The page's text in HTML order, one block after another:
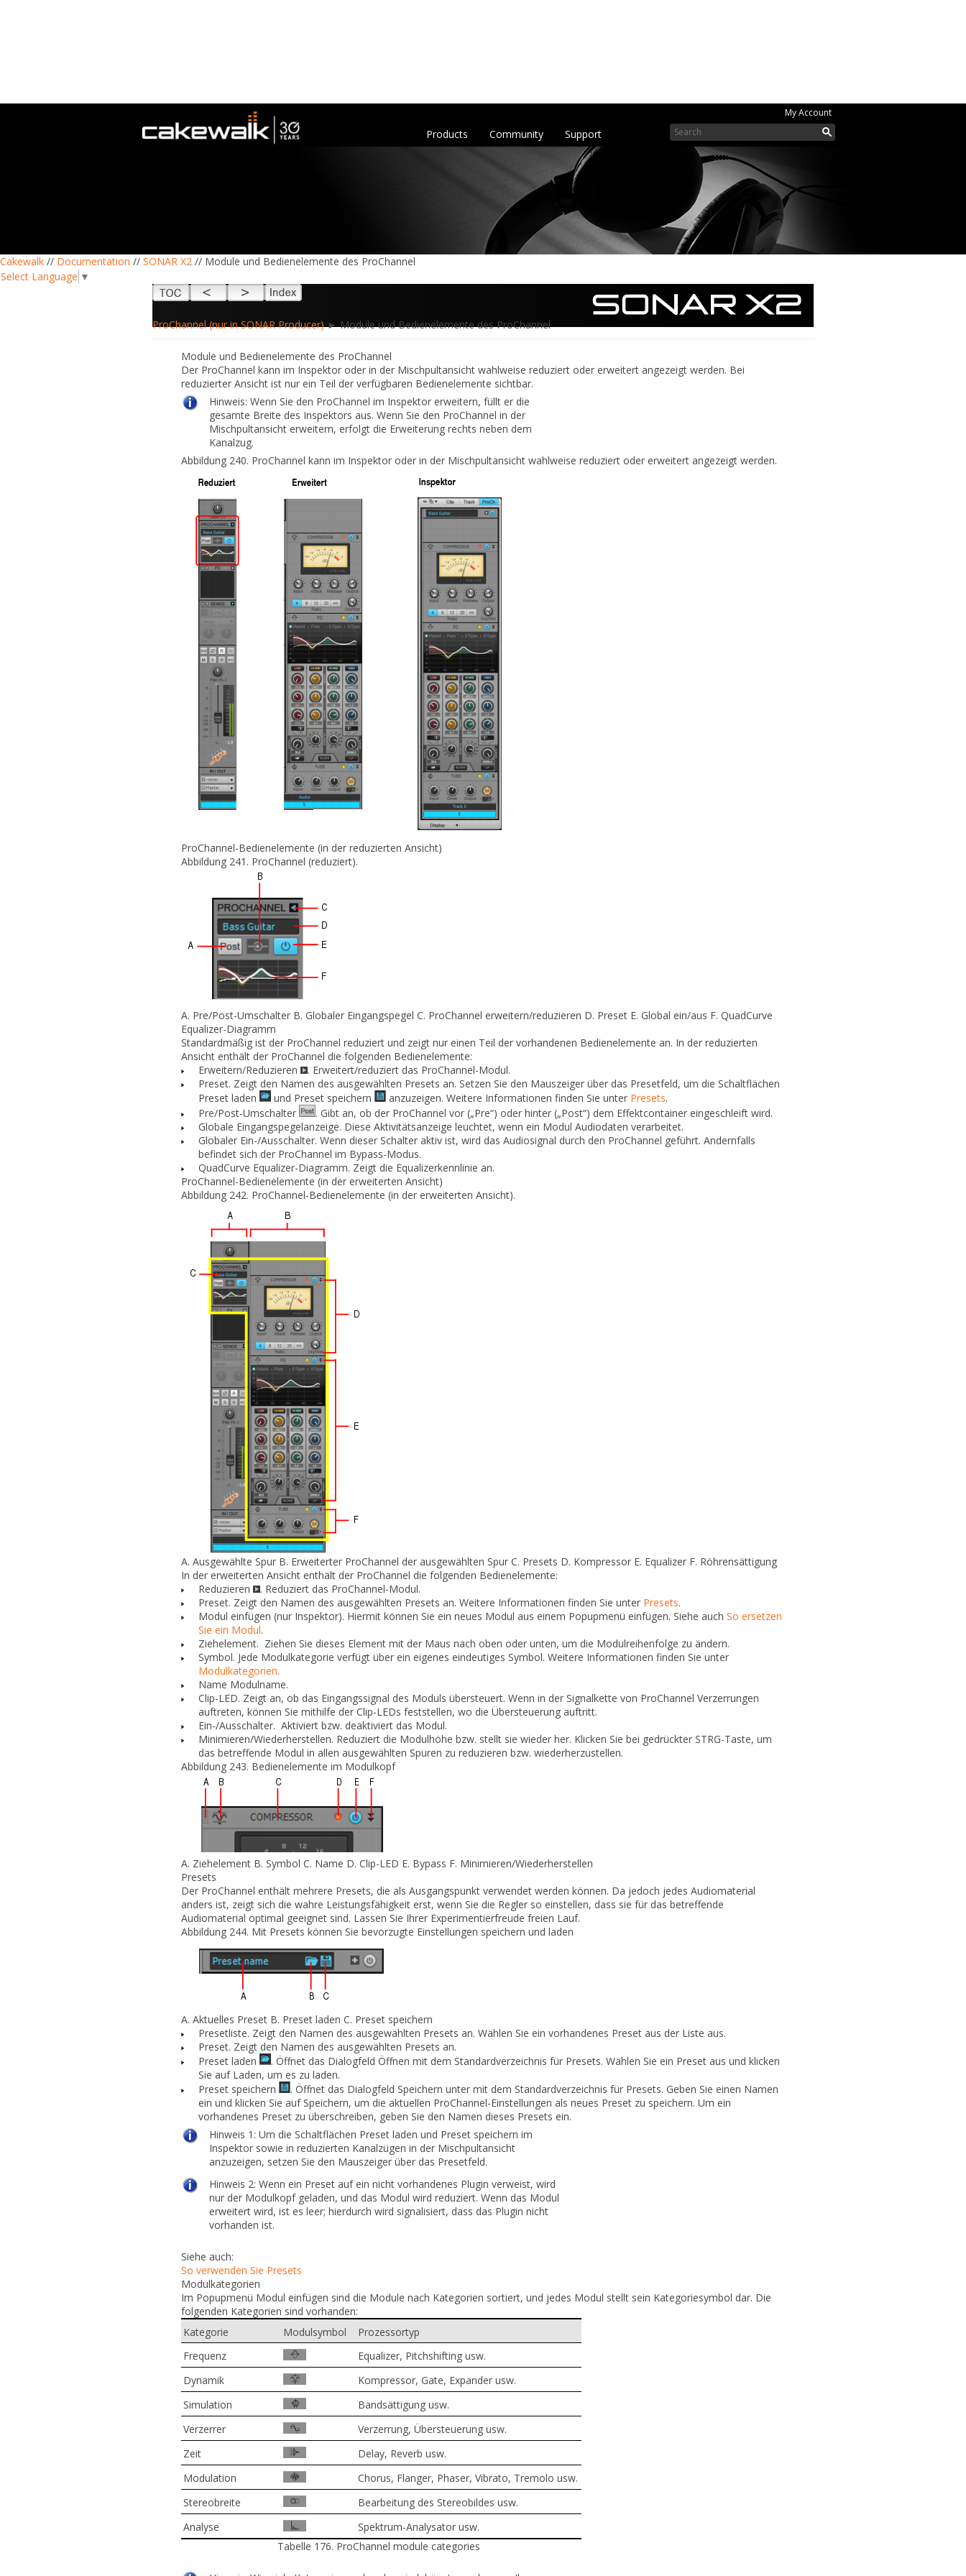
My Account
Support
Community
Products
Cakewalk // Documentation // SONAR X2 // Module und Bedienelemente des ProChannel
Select Language ▼
ProChannel (nur in SONAR Producer)► Module und Bedienelemente des ProChannel
Module und Bedienelemente des ProChannel
Der ProChannel kann im Inspektor oder in der Mischpultansicht wahlweise reduziert oder erweitert angezeigt werden. Bei
reduzierter Ansicht ist nur ein Teil der verfügbaren Bedienelemente sichtbar.
Hinweis:Wenn Sie den ProChannel im Inspektor erweitern, füllt er die
gesamte Breite des Inspektors aus. Wenn Sie den ProChannel in der
Mischpultansicht erweitern, erfolgt die Erweiterung rechts neben dem
Kanalzug.
Abbildung 240. ProChannel kann im Inspektor oder in der Mischpultansicht wahlweise reduziert oder erweitert angezeigt werden.
ProChannel-Bedienelemente (in der reduzierten Ansicht)
Abbildung 241. ProChannel (reduziert).
A. Pre/Post-Umschalter B. Globaler Eingangspegel C. ProChannel erweitern/reduzieren D. Preset E. Global ein/aus F. QuadCurve
Equalizer-Diagramm
Standardmäßig ist der ProChannel reduziert und zeigt nur einen Teil der vorhandenen Bedienelemente an. In der reduzierten
Ansicht enthält der ProChannel die folgenden Bedienelemente:
Erweitern/Reduzieren
. Erweitert/reduziert das ProChannel-Modul.
Preset. Zeigt den Namen des ausgewählten Presets an. Setzen Sie den Mauszeiger über das Presetfeld, um die Schaltflächen
Preset laden
und Preset speichern anzuzeigen. Weitere Informationen finden Sie unter Presets.
Pre/Post-Umschalter
. Gibt an, ob der ProChannel vor („Pre“) oder hinter („Post“) dem Effektcontainer eingeschleift wird.
Globale Eingangspegelanzeige. Diese Aktivitätsanzeige leuchtet, wenn ein Modul Audiodaten verarbeitet.
Globaler Ein-/Ausschalter. Wenn dieser Schalter aktiv ist, wird das Audiosignal durch den ProChannel geführt. Andernfalls
befindet sich der ProChannel im Bypass-Modus.
QuadCurve Equalizer-Diagramm. Zeigt die Equalizerkennlinie an.
ProChannel-Bedienelemente (in der erweiterten Ansicht)
Abbildung 242. ProChannel-Bedienelemente (in der erweiterten Ansicht).
A. Ausgewählte Spur B. Erweiterter ProChannel der ausgewählten Spur C. Presets D. Kompressor E. Equalizer F. Röhrensättigung
In der erweiterten Ansicht enthält der ProChannel die folgenden Bedienelemente:
Reduzieren
. Reduziert das ProChannel-Modul.
Preset. Zeigt den Namen des ausgewählten Presets an. Weitere Informationen finden Sie unter Presets.
Modul einfügen (nur Inspektor). Hiermit können Sie ein neues Modul aus einem Popupmenü einfügen. Siehe auch So ersetzen
Sie ein Modul.
Ziehelement. Ziehen Sie dieses Element mit der Maus nach oben oder unten, um die Modulreihenfolge zu ändern.
Symbol. Jede Modulkategorie verfügt über ein eigenes eindeutiges Symbol. Weitere Informationen finden Sie unter
Modulkategorien.
Name Modulname.
Clip-LED. Zeigt an, ob das Eingangssignal des Moduls übersteuert. Wenn in der Signalkette von ProChannel Verzerrungen
auftreten, können Sie mithilfe der Clip-LEDs feststellen, wo die Übersteuerung auftritt.
Ein-/Ausschalter. Aktiviert bzw. deaktiviert das Modul.
Minimieren/Wiederherstellen. Reduziert die Modulhöhe bzw. stellt sie wieder her. Klicken Sie bei gedrückter STRG-Taste, um
das betreffende Modul in allen ausgewählten Spuren zu reduzieren bzw. wiederherzustellen.
Abbildung 243. Bedienelemente im Modulkopf
A. Ziehelement B. Symbol C. Name D. Clip-LED E. Bypass F. Minimieren/Wiederherstellen
Presets
Der ProChannel enthält mehrere Presets, die als Ausgangspunkt verwendet werden können. Da jedoch jedes Audiomaterial
anders ist, zeigt sich die wahre Leistungsfähigkeit erst, wenn Sie die Regler so einstellen, dass sie für das betreffende
Audiomaterial optimal geeignet sind. Lassen Sie Ihrer Experimentierfreude freien Lauf.
Abbildung 244. Mit Presets können Sie bevorzugte Einstellungen speichern und laden
A. Aktuelles Preset B. Preset laden C. Preset speichern
Presetliste. Zeigt den Namen des ausgewählten Presets an. Wählen Sie ein vorhandenes Preset aus der Liste aus.
Preset. Zeigt den Namen des ausgewählten Presets an.
Preset laden
. Öffnet das Dialogfeld Öffnen mit dem Standardverzeichnis für Presets. Wählen Sie ein Preset aus und klicken
Sie auf Laden, um es zu laden.
Preset speichern
. Öffnet das Dialogfeld Speichern unter mit dem Standardverzeichnis für Presets. Geben Sie einen Namen
ein und klicken Sie aufSpeichern, um die aktuellen ProChannel-Einstellungen als neues Preset zu speichern. Um ein
vorhandenes Preset zu überschreiben, geben Sie den Namen dieses Presets ein.
Hinweis 1:Um die Schaltflächen Preset laden und Preset speichern im
Inspektor sowie in reduzierten Kanalzügen in der Mischpultansicht
anzuzeigen, setzen Sie den Mauszeiger über das Presetfeld.
Hinweis 2:Wenn ein Preset auf ein nicht vorhandenes Plugin verweist, wird
nur der Modulkopf geladen, und das Modul wird reduziert. Wenn das Modul
erweitert wird, ist es leer; hierdurch wird signalisiert, dass das Plugin nicht
vorhanden ist.
Siehe auch:
So verwenden Sie Presets
Modulkategorien
Im Popupmenü Modul einfügen sind die Module nach Kategorien sortiert, und jedes Modul stellt sein Kategoriesymbol dar. Die
folgenden Kategorien sind vorhanden:
Tabelle 176. ProChannel module categories
Kategorie Modulsymbol
Prozessortyp
Frequenz
Equalizer, Pitchshifting usw.
Dynamik
Kompressor, Gate, Expander usw.
Simulation
Bandsättigung usw.
Verzerrer
Verzerrung, Übersteuerung usw.
Zeit
Delay, Reverb usw.
Modulation
Chorus, Flanger, Phaser, Vibrato, Tremolo usw.
Stereobreite
Bearbeitung des Stereobildes usw.
Analyse
Spektrum-Analysator usw.